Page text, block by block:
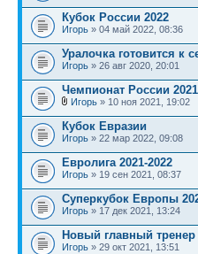
Кубок России 2022
Игорь » 04 май 2022, 08:36
Уралочка готовится к
Игорь » 26 авг 2020, 20:01
Чемпионат России
Игорь » 10 ноя 2021, 19:02
Кубок Евразии
Игорь » 22 мар 2022, 09:08
Евролига 2021-2022
Игорь » 19 сен 2021, 08:37
Суперкубок Европы
Игорь » 17 дек 2021, 13:24
Новый главный
Игорь » 29 окт 2021, 13:51